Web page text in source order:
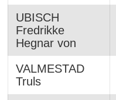
UBISCH
Fredrikke
Hegnar von
VALMESTAD
Truls